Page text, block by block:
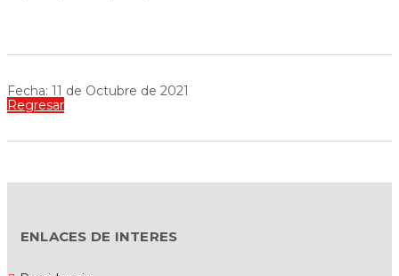
Fecha: 11 de Octubre de 2021
Regresar
ENLACES DE INTERES